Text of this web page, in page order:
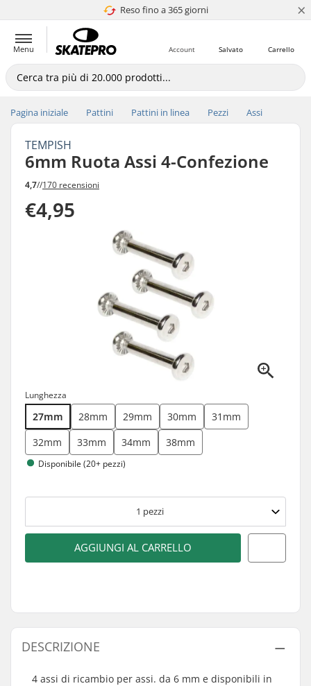
Reso fino a 365 giorni
4.8 di 5 ×
Menu Carrello
Salvato
Account
Pagina iniziale Pattini Pattini in linea Pezzi Assi
TEMPISH
6mm Ruota Assi 4-Confezione
4,7//170 recensioni
€4,95
Lunghezza
27mm 28mm 29mm 30mm
31mm
32mm
33mm 34mm 38mm
Disponibile (20+ pezzi)
1 pezzi
AGGIUNGI AL CARRELLO
DESCRIZIONE
4 assi di ricambio per assi. da 6 mm e disponibili in